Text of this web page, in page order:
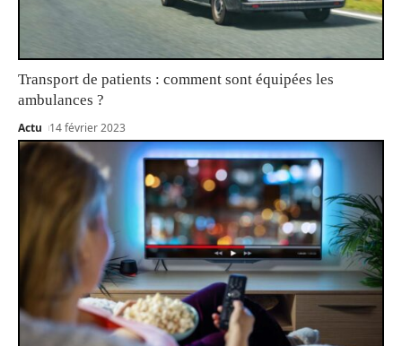
Transport de patients : comment sont équipées les
ambulances ?
Actu 14 février 2023